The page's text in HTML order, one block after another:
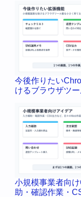
今後作りたい
けるブラウザツ
小規模事業者向
助・確認作業・